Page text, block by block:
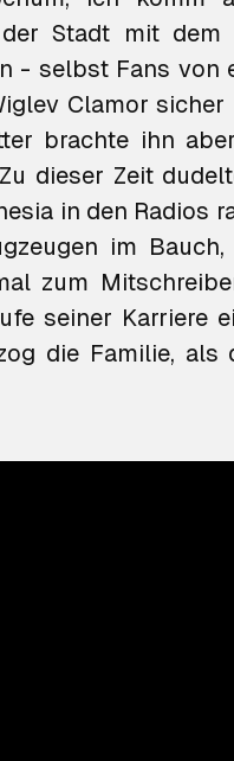
Stadt mit dem
- selbst Fans von
Clamor
brachte ihn
dieser Zeit
in den Radios
im
zum
seiner Karriere
die Familie,